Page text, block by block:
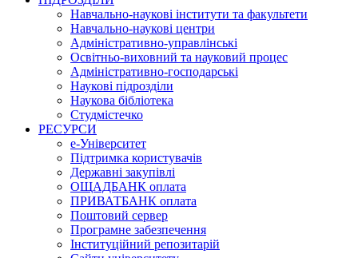
Навчально-наукові інститути та факультети
Навчально-наукові центри
Адміністративно-управлінські
Освітньо-виховний та науковий процес
Адміністративно-господарські
Наукові підрозділи
Наукова бібліотека
Студмістечко
РЕСУРСИ
е-Університет
Підтримка користувачів
Державні закупівлі
ОЩАДБАНК оплата
ПРИВАТБАНК оплата
Поштовий сервер
Програмне забезпечення
Інституційний репозитарій